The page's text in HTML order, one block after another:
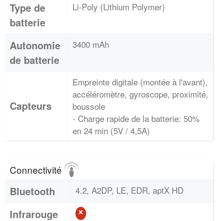
Type de
batterie
Li-Poly (Lithium Polymer)
Autonomie
de batterie
3400 mAh
Capteurs
Empreinte digitale (montée à l'avant),
accéléromètre, gyroscope, proximité,
boussole
- Charge rapide de la batterie: 50%
en 24 min (5V / 4,5A)
Connectivité
Bluetooth 4.2, A2DP, LE, EDR, aptX HD
Infrarouge